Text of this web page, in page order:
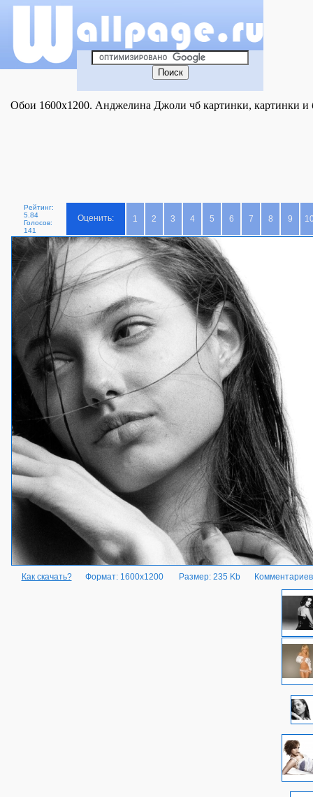
Обои 1600x1200. Анджелина Джоли чб картинки, картинки и
Рейтинг:
5.84
Голосов:
141
Оценить: 1 2 3 4 5 6 7 8 9
Как скачать? Формат: 1600x1200 Размер: 235 Kb